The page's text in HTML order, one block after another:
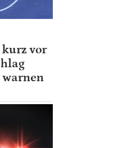
vor
warnen